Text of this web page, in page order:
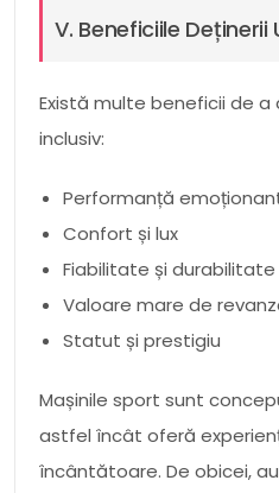
V. Beneficiile Deținerii
Există multe beneficii de
inclusiv:
Performanță
Confort și lux
Fiabilitate și durabilitate
Valoare mare de
Statut și prestigiu
Mașinile sport sunt
astfel încât oferă
încântătoare. De obicei,